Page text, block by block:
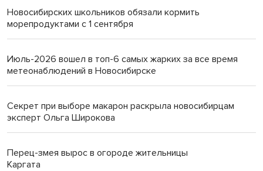
Новосибирских школьников обязали кормить
морепродуктами с 1 сентября
Июль-2026 вошел в топ-6 самых жарких за все время
метеонаблюдений в Новосибирске
Секрет при выборе макарон раскрыла новосибирцам
эксперт Ольга Широкова
Перец-змея вырос в огороде жительницы
Каргата